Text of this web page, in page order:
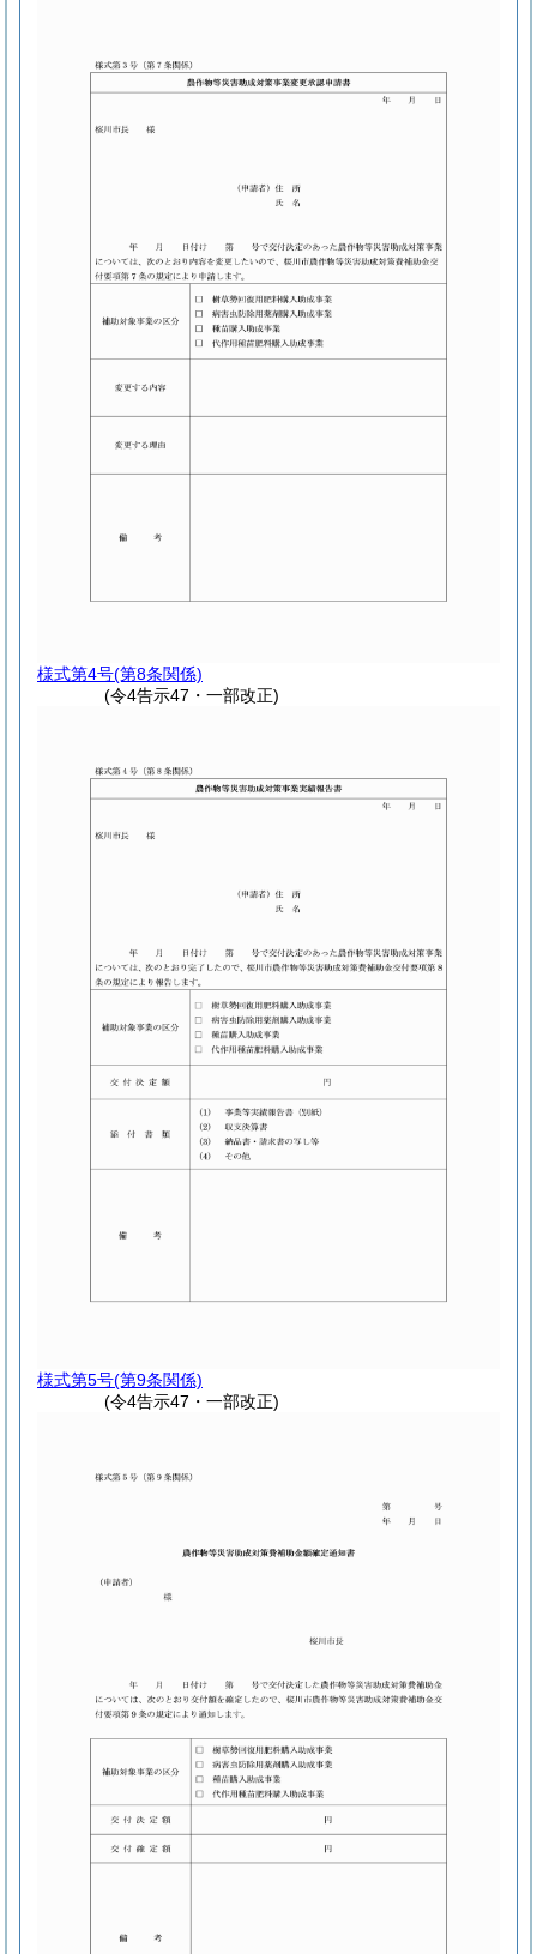
様式第4号(第8条関係)
(令4告示47・一部改正)
様式第5号(第9条関係)
(令4告示47・一部改正)